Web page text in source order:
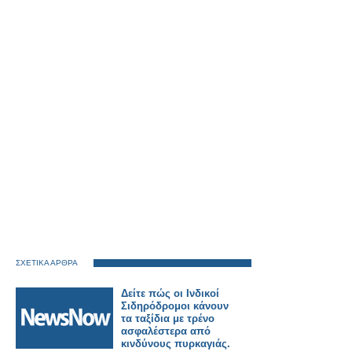
ΣΧΕΤΙΚΑ ΑΡΘΡΑ
Δείτε πώς οι Ινδικοί
Σιδηρόδρομοι κάνουν
τα ταξίδια με τρένο
ασφαλέστερα από
κινδύνους πυρκαγιάς.